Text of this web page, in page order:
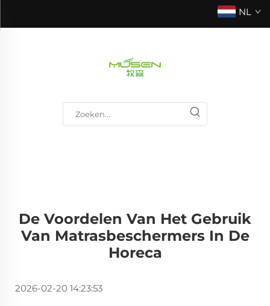
NL
De Voordelen Van Het Gebruik
Van Matrasbeschermers In De
Horeca
2026-02-20 14:23:53